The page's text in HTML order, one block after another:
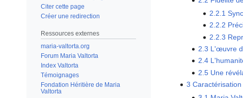
Citer cette page
Créer une redirection
Ressources externes
maria-valtorta.org
Forum Maria Valtorta
Index Valtorta
Témoignages
Fondation Héritière de Maria
Valtorta
2.2.1
2.2.2
2.2.3
2.3 L'œuvre
2.4
2.5 Une
3